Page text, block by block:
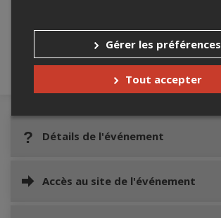
Détails de l'événement
Accès au site de l'événement
Gérer les préférences
Tout accepter